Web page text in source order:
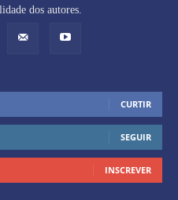
dos autores.
CURTIR
SEGUIR
INSCREVER